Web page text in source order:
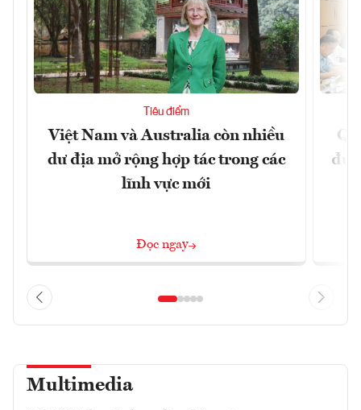
Tiêu điểm
Việt Nam và Australia còn nhiều
dư địa mở rộng hợp tác trong các
lĩnh vực mới
Đọc ngay
đủ
Multimedia